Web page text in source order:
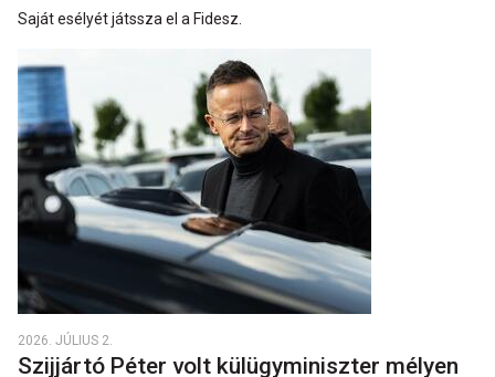
Saját esélyét játssza el a Fidesz.
2026. JÚLIUS 2.
Szijjártó Péter volt külügyminiszter mélyen